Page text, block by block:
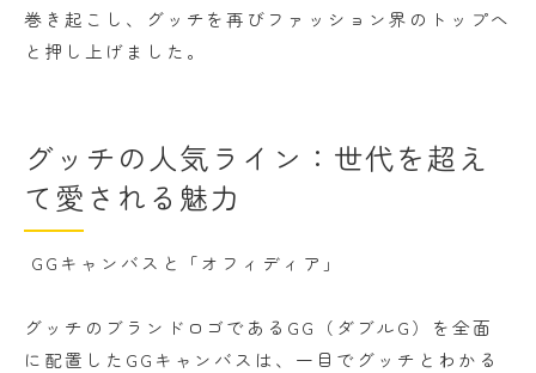
巻き起こし、グッチを再びファッション界のトップへ
と押し上げました。
グッチの人気ライン：世代を超え
て愛される魅力
GGキャンバスと「オフィディア」
グッチのブランドロゴであるGG（ダブルG）を全面
に配置したGGキャンバスは、一目でグッチとわかる